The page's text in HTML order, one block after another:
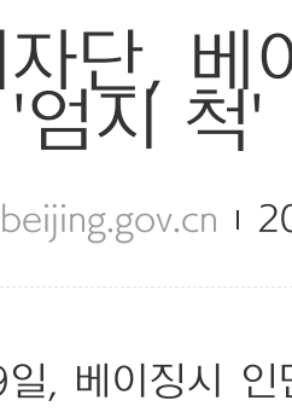
단, 베
엄지 척'
, 베이징시